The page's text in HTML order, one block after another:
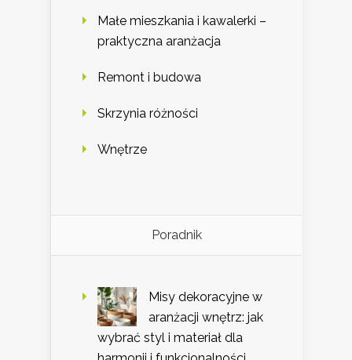
Małe mieszkania i kawalerki –
praktyczna aranżacja
Remont i budowa
Skrzynia różności
Wnętrze
Poradnik
Misy dekoracyjne w
aranżacji wnętrz: jak
wybrać styl i materiał dla